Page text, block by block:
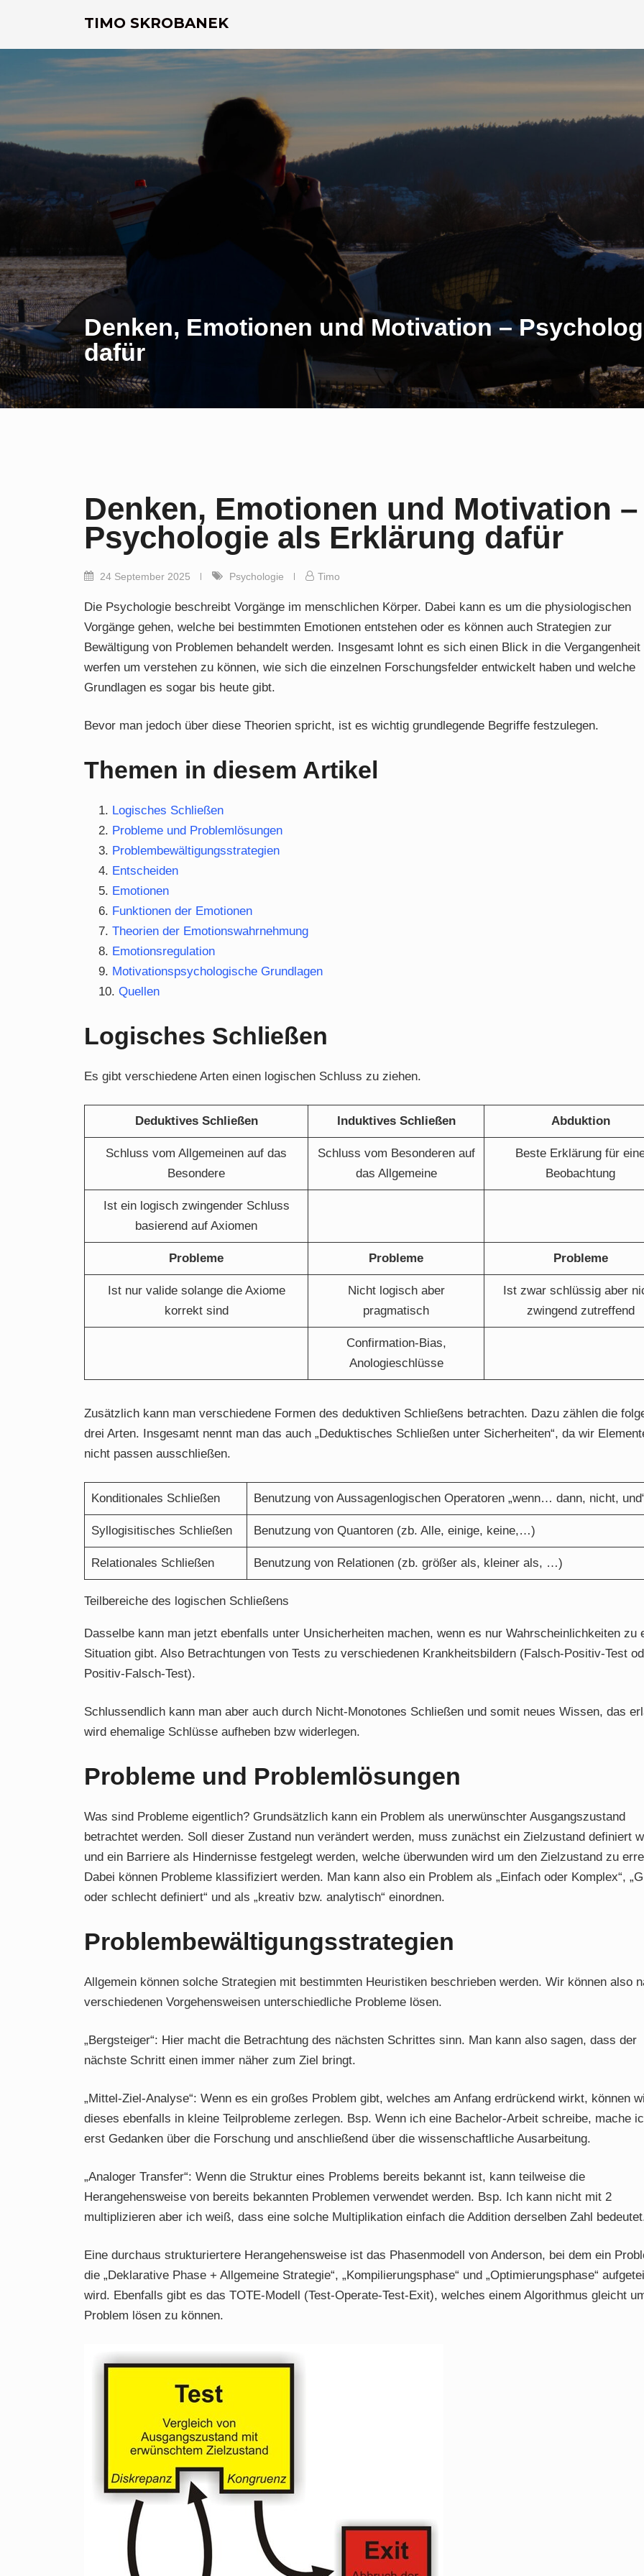
content
TIMO SKROBANEK
Denken, Emotionen und Motivation –
dafür
Denken, Emotionen und Motivation –
Psychologie als Erklärung dafür
24 September 2025 Psychologie Timo
Die Psychologie beschreibt Vorgänge im menschlichen Körper. Dabei kann es um die physiologischen
Vorgänge gehen, welche bei bestimmten Emotionen entstehen oder es können auch Strategien zur
Bewältigung von Problemen behandelt werden. Insgesamt lohnt es sich einen Blick in die Vergangenheit
werfen um verstehen zu können, wie sich die einzelnen Forschungsfelder entwickelt haben und welche
Grundlagen es sogar bis heute gibt.
Bevor man jedoch über diese Theorien spricht, ist es wichtig grundlegende Begriffe festzulegen.
Themen in diesem Artikel
Logisches Schließen
Probleme und Problemlösungen
Problembewältigungsstrategien
Entscheiden
Emotionen
Funktionen der Emotionen
Theorien der Emotionswahrnehmung
Emotionsregulation
Motivationspsychologische Grundlagen
Quellen
Logisches Schließen
Es gibt verschiedene Arten einen logischen Schluss zu ziehen.
Deduktives Schließen Induktives Schließen Abduktion
Schluss vom Allgemeinen auf das
Besondere
Schluss vom Besonderen auf
das Allgemeine
Beste Erklärung für
Beobachtung
Ist ein logisch zwingender Schluss
basierend auf Axiomen
Probleme Probleme Probleme
Ist nur valide solange die Axiome
korrekt sind
Nicht logisch aber
pragmatisch
Ist zwar schlüssig aber
zwingend zutreffend
Confirmation-Bias,
Anologieschlüsse
Zusätzlich kann man verschiedene Formen des deduktiven Schließens betrachten. Dazu zählen die
drei Arten. Insgesamt nennt man das auch „Deduktisches Schließen unter Sicherheiten“, da wir
nicht passen ausschließen.
Konditionales Schließen Benutzung von Aussagenlogischen Operatoren „wenn… dann, nicht,
Syllogisitisches Schließen Benutzung von Quantoren (zb. Alle, einige, keine,…)
Relationales Schließen Benutzung von Relationen (zb. größer als, kleiner als, …)
Teilbereiche des logischen Schließens
Dasselbe kann man jetzt ebenfalls unter Unsicherheiten machen, wenn es nur Wahrscheinlichkeiten zu
Situation gibt. Also Betrachtungen von Tests zu verschiedenen Krankheitsbildern (Falsch-Positiv-Test
Positiv-Falsch-Test).
Schlussendlich kann man aber auch durch Nicht-Monotones Schließen und somit neues Wissen, das
wird ehemalige Schlüsse aufheben bzw widerlegen.
Probleme und Problemlösungen
Was sind Probleme eigentlich? Grundsätzlich kann ein Problem als unerwünschter Ausgangszustand
betrachtet werden. Soll dieser Zustand nun verändert werden, muss zunächst ein Zielzustand definiert
und ein Barriere als Hindernisse festgelegt werden, welche überwunden wird um den Zielzustand zu
Dabei können Probleme klassifiziert werden. Man kann also ein Problem als „Einfach oder Komplex“,
oder schlecht definiert“ und als „kreativ bzw. analytisch“ einordnen.
Problembewältigungsstrategien
Allgemein können solche Strategien mit bestimmten Heuristiken beschrieben werden. Wir können also
verschiedenen Vorgehensweisen unterschiedliche Probleme lösen.
„Bergsteiger“: Hier macht die Betrachtung des nächsten Schrittes sinn. Man kann also sagen, dass der
nächste Schritt einen immer näher zum Ziel bringt.
„Mittel-Ziel-Analyse“: Wenn es ein großes Problem gibt, welches am Anfang erdrückend wirkt, können
dieses ebenfalls in kleine Teilprobleme zerlegen. Bsp. Wenn ich eine Bachelor-Arbeit schreibe, mache
erst Gedanken über die Forschung und anschließend über die wissenschaftliche Ausarbeitung.
„Analoger Transfer“: Wenn die Struktur eines Problems bereits bekannt ist, kann teilweise die
Herangehensweise von bereits bekannten Problemen verwendet werden. Bsp. Ich kann nicht mit 2
multiplizieren aber ich weiß, dass eine solche Multiplikation einfach die Addition derselben Zahl
Eine durchaus strukturiertere Herangehensweise ist das Phasenmodell von Anderson, bei dem ein
die „Deklarative Phase + Allgemeine Strategie“, „Kompilierungsphase“ und „Optimierungsphase“
wird. Ebenfalls gibt es das TOTE-Modell (Test-Operate-Test-Exit), welches einem Algorithmus gleicht
Problem lösen zu können.